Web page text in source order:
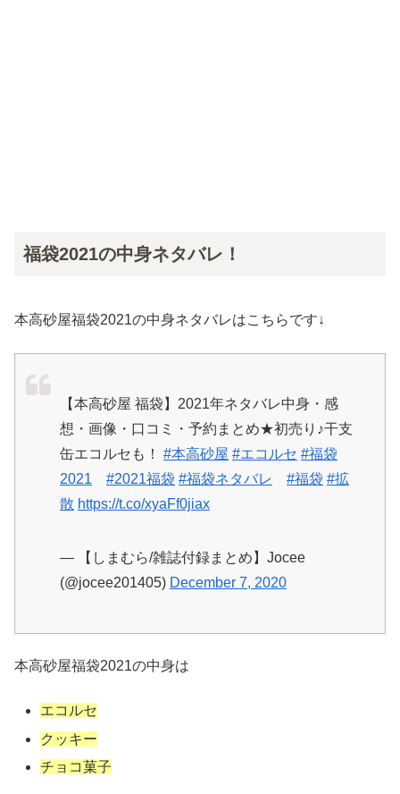
福袋2021の中身ネタバレ！
本高砂屋福袋2021の中身ネタバレはこちらです↓
【本高砂屋 福袋】2021年ネタバレ中身・感
想・画像・口コミ・予約まとめ★初売り♪干支
缶エコルセも！ #本高砂屋 #エコルセ #福袋
2021
#2021福袋 #福袋ネタバレ #福袋 #拡
散 https://t.co/xyaFf0jiax
— 【しまむら/雑誌付録まとめ】Jocee
(@jocee201405) December 7, 2020
本高砂屋福袋2021の中身は
エコルセ
クッキー
チョコ菓子